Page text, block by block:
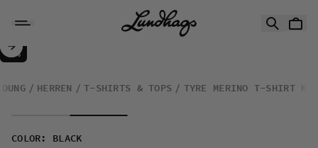
Tyre Merino T-Shirt M
VERKAUF
30%
HERREN T-SHIRTS & TOPS TYRE MERINO T-SHIRT M
COLOR :
BLACK